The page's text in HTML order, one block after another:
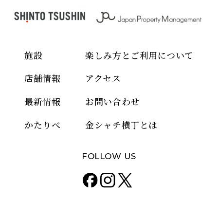
施設
楽しみ方とご利用について
店舗情報
アクセス
最新情報
お問い合わせ
かたりべ
金シャチ横丁とは
FOLLOW US